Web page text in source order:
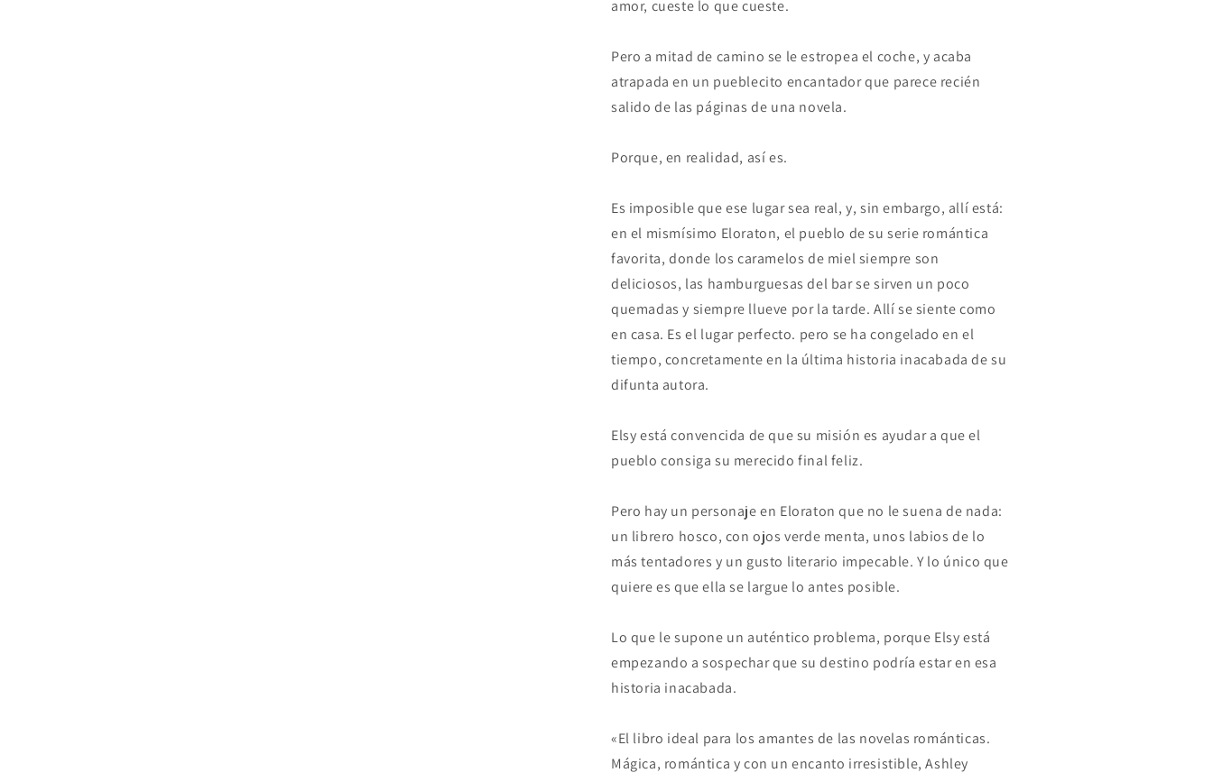
amor, cueste lo que cueste.
Pero a mitad de camino se le estropea el coche, y acaba
atrapada en un pueblecito encantador que parece recién
salido de las páginas de una novela.
Porque, en realidad, así es.
Es imposible que ese lugar sea real, y, sin embargo, allí está:
en el mismísimo Eloraton, el pueblo de su serie romántica
favorita, donde los caramelos de miel siempre son
deliciosos, las hamburguesas del bar se sirven un poco
quemadas y siempre llueve por la tarde. Allí se siente como
en casa. Es el lugar perfecto. pero se ha congelado en el
tiempo, concretamente en la última historia inacabada de su
difunta autora.
Elsy está convencida de que su misión es ayudar a que el
pueblo consiga su merecido final feliz.
Pero hay un personaje en Eloraton que no le suena de nada:
un librero hosco, con ojos verde menta, unos labios de lo
más tentadores y un gusto literario impecable. Y lo único que
quiere es que ella se largue lo antes posible.
Lo que le supone un auténtico problema, porque Elsy está
empezando a sospechar que su destino podría estar en esa
historia inacabada.
«El libro ideal para los amantes de las novelas románticas.
Mágica, romántica y con un encanto irresistible, Ashley